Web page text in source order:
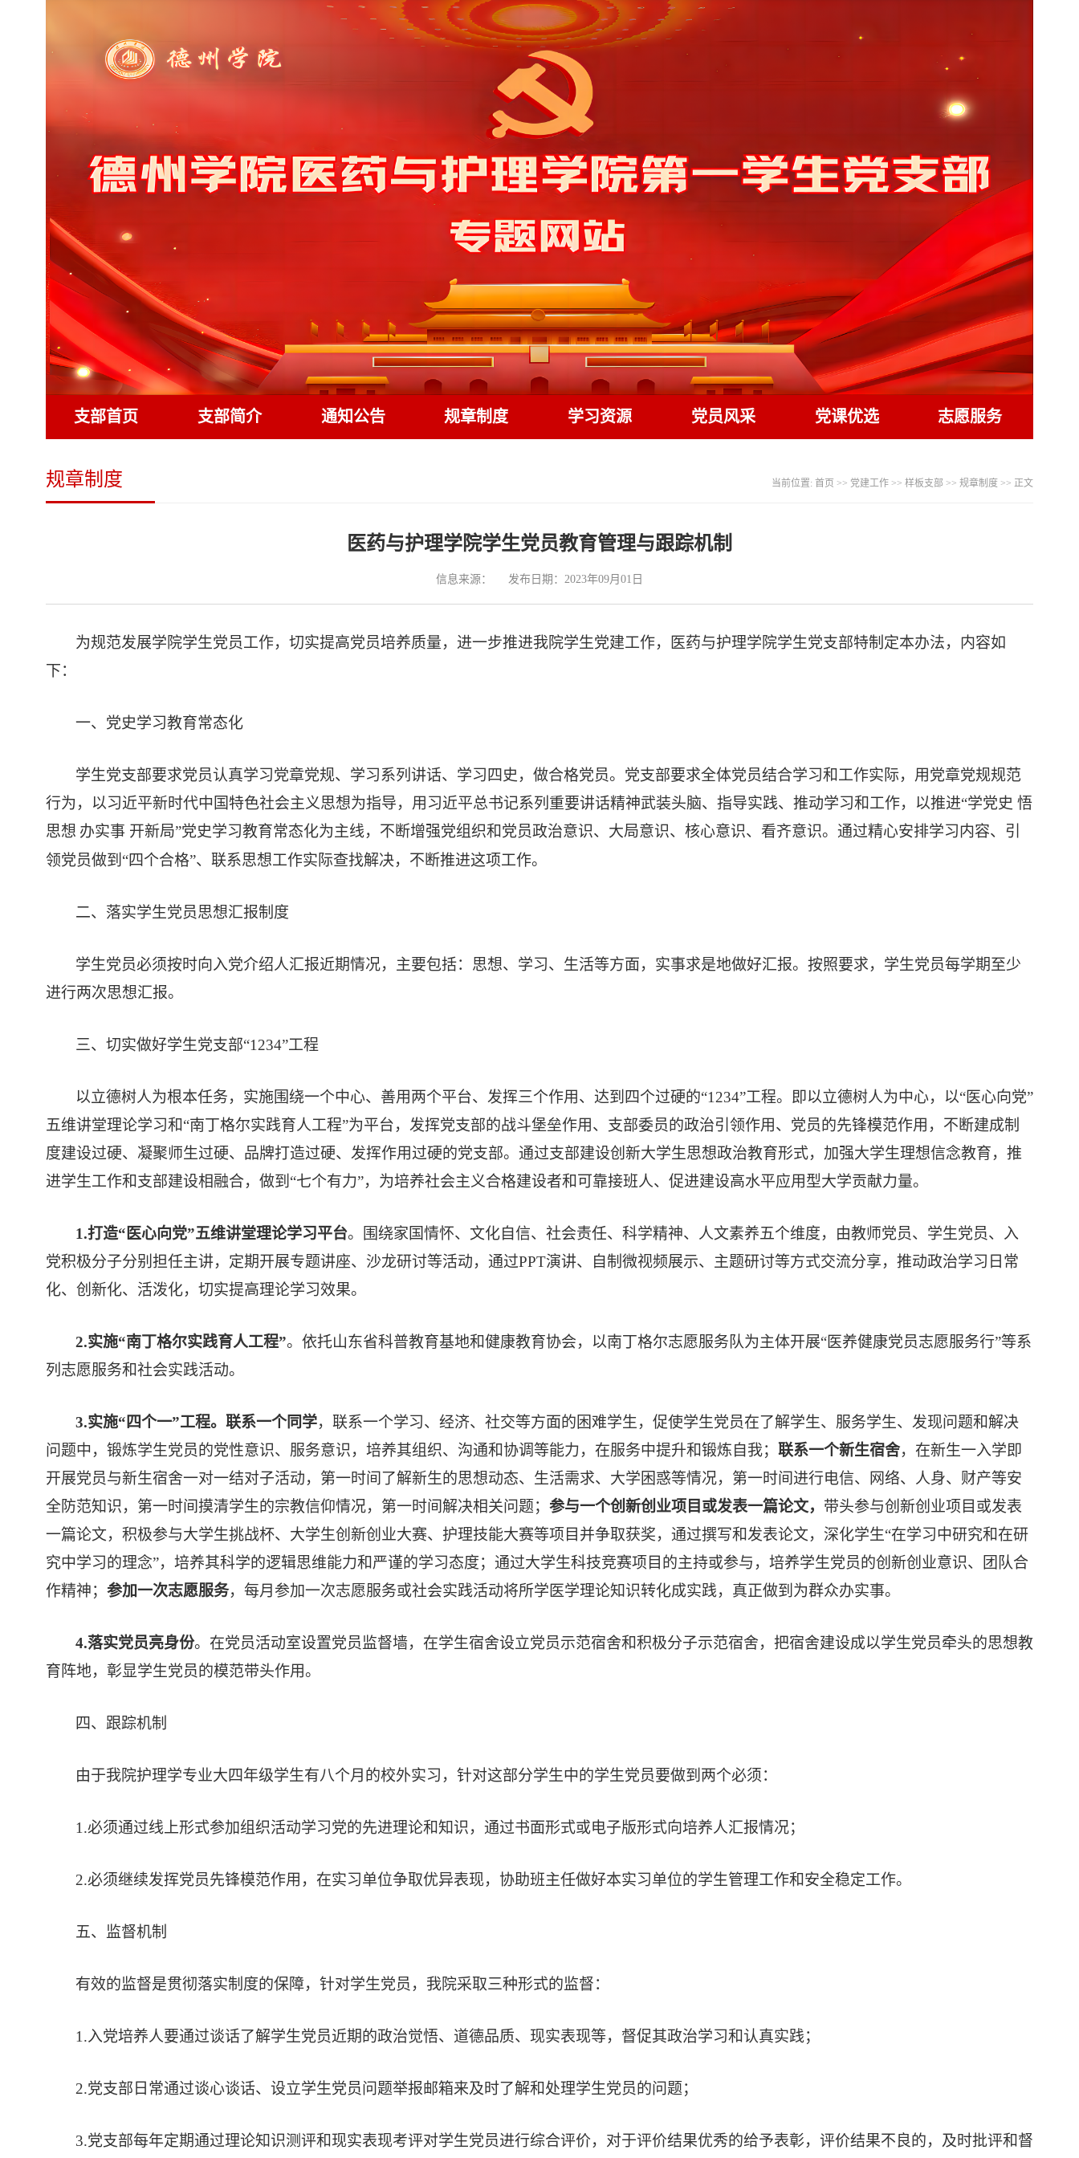
支部首页 支部简介 通知公告 规章制度 学习资源 党员风采 党课优选 志愿服务
当前位置: 首页 >> 党建工作 >> 样板支部 >> 规章制度 >> 正文
规章制度
医药与护理学院学生党员教育管理与跟踪机制
信息来源： 发布日期：2023年09月01日
为规范发展学院学生党员工作，切实提高党员培养质量，进一步推进我院学生党建工作，医药与护理学院学生党支部特制定本办法，内容如
下：
一、党史学习教育常态化
学生党支部要求党员认真学习党章党规、学习系列讲话、学习四史，做合格党员。党支部要求全体党员结合学习和工作实际，用党章党规规范
行为， 以习近平新时代中国特色社会主义思想为指导， 用习近平总书记系列重要讲话精神武装头脑、指导实践、推动学习和工作， 以推进“学党史 悟
思想 办实事 开新局”党史学习教育常态化为主线， 不断增强党组织和党员政治意识、大局意识、核心意识、看齐意识。通过精心安排学习内容、引
领党员做到 “四个合格”、联系思想工作实际查找解决，不断推进这项工作。
二、落实学生党员思想汇报制度
学生党员必须按时向入党介绍人汇报近期情况，主要包括：思想、学习、生活等方面，实事求是地做好汇报。按照要求，学生党员每学期至少
进行两次思想汇报。
三、切实做好学生党支部“1234”工程
以立德树人为根本任务，实施围绕一个中心、善用两个平台、发挥三个作用、达到四个过硬的“1234”工程。即以立德树人为中心，以“医心向党”
五维讲堂理论学习和“南丁格尔实践育人工程”为平台，发挥党支部的战斗堡垒作用、 支部委员的政治引领作用、党员的先锋模范作用，不断建成制
度建设过硬、凝聚师生过硬、品牌打造过硬、发挥作用过硬的党支部。通过支部建设创新大学生思想政治教育形式，加强大学生理想信念教育，推
进学生工作和支部建设相融合，做到 “七个有力”，为培养社会主义合格建设者和可靠接班人、促进建设高水平应用型大学贡献力量。
1.打造“医心向党”五维讲堂理论学习平台。围绕家国情怀、文化自信、社会责任、科学精神、人文素养五个维度，由教师党员、学生党员、入
党积极分子分别担任主讲，定期开展专题讲座、沙龙研讨等活动，通过PPT演讲、自制微视频展示、主题研讨等方式交流分享，推动政治学习日常
化、创新化、活泼化，切实提高理论学习效果。
2.实施“南丁格尔实践育人工程”。依托山东省科普教育基地和健康教育协会， 以南丁格尔志愿服务队为主体开展“医养健康党员志愿服务行”等系
列志愿服务和社会实践活动。
3.实施“ 四个一”工程。联系一个同学，联系一个学习、经济、社交等方面的困难学生， 促使学生党员在了解学生、服务学生、发现问题和解决
问题中，锻炼学生党员的党性意识、服务意识，培养其组织、沟通和协调等能力，在服务中提升和锻炼自我； 联系一个新生宿舍，在新生一入学即
开展党员与新生宿舍一对一结对子活动，第一时间了解新生的思想动态、生活需求、大学困惑等情况，第一时间进行电信、网络、人身、财产等安
全防范知识，第一时间摸清学生的宗教信仰情况，第一时间解决相关问题； 参与一个创新创业项目或发表一篇论文， 带头参与创新创业项目或发表
一篇论文，积极参与大学生挑战杯、大学生创新创业大赛、护理技能大赛等项目并争取获奖， 通过撰写和发表论文，深化学生“在学习中研究和在研
究中学习的理念”，培养其科学的逻辑思维能力和严谨的学习态度；通过大学生科技竞赛项目的主持或参与，培养学生党员的创新创业意识、团队合
作精神； 参加一次志愿服务，每月参加一次志愿服务或社会实践活动将所学医学理论知识转化成实践，真正做到为群众办实事。
4.落实党员亮身份。 在党员活动室设置党员监督墙，在学生宿舍设立党员示范宿舍和积极分子示范宿舍，把宿舍建设成以学生党员牵头的思想教
育阵地，彰显学生党员的模范带头作用。
四、跟踪机制
由于我院护理学专业大四年级学生有八个月的校外实习，针对这部分学生中的学生党员要做到两个必须：
1.必须通过线上形式参加组织活动学习党的先进理论和知识，通过书面形式或电子版形式向培养人汇报情况；
2.必须继续发挥党员先锋模范作用，在实习单位争取优异表现，协助班主任做好本实习单位的学生管理工作和安全稳定工作。
五、监督机制
有效的监督是贯彻落实制度的保障，针对学生党员，我院采取三种形式的监督：
1.入党培养人要通过谈话了解学生党员近期的政治觉悟、道德品质、现实表现等，督促其政治学习和认真实践；
2.党支部日常通过谈心谈话、设立学生党员问题举报邮箱来及时了解和处理学生党员的问题；
3.党支部每年定期通过理论知识测评和现实表现考评对学生党员进行综合评价，对于评价结果优秀的给予表彰，评价结果不良的，及时批评和督